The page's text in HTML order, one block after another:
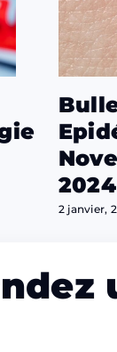
2024
2 janvier,